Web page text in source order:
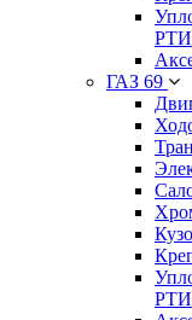
РТИ
ГАЗ 69
РТИ